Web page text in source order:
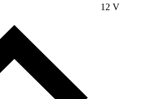
12 V